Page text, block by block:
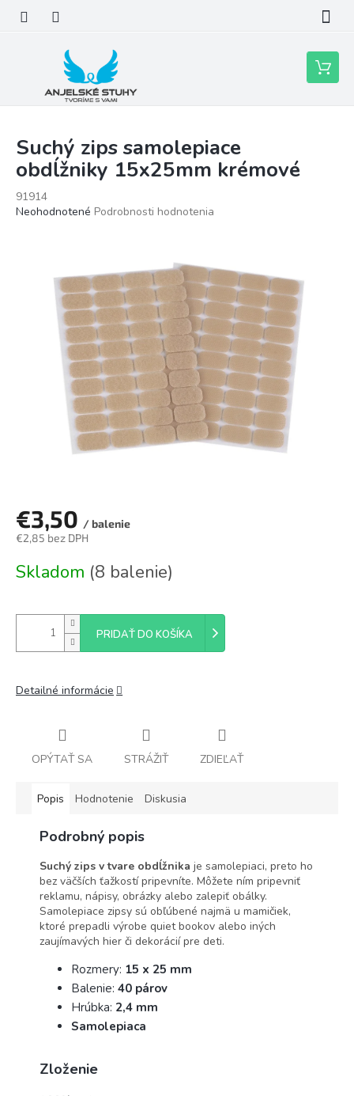
obsah
Nákupný
košík
Suchý zips samolepiace
obdĺžniky 15x25mm krémové
91914
Priemerné
hviezdičiek.
Neohodnotené Podrobnosti hodnotenia
€3,50 / balenie
€2,85 bez DPH
cena:
Skladom (8 balenie)
PRIDAŤ DO KOŠÍKA
Detailné informácie
OPÝTAŤ SA STRÁŽIŤ ZDIEĽAŤ
Popis Hodnotenie Diskusia
Podrobný popis
Suchý zips v tvare obdĺžnika je samolepiaci, preto ho
bez väčších ťažkostí pripevníte. Môžete ním pripevniť
reklamu, nápisy, obrázky alebo zalepiť obálky.
Samolepiace zipsy sú obľúbené najmä u mamičiek,
ktoré prepadli výrobe quiet bookov alebo iných
zaujímavých hier či dekorácií pre deti.
Rozmery: 15 x 25 mm
Balenie: 40 párov
Hrúbka: 2,4 mm
Samolepiaca
Zloženie